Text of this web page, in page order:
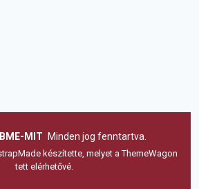
BME-MIT Minden jog fenntartva.
készítette, melyet aThemeWagon
tett elérhetővé.